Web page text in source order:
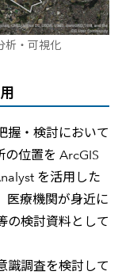
析・可視化
握・検討において
の位置を ArcGIS
を活用した
医療機関が身近に
の検討資料として
識調査を検討して